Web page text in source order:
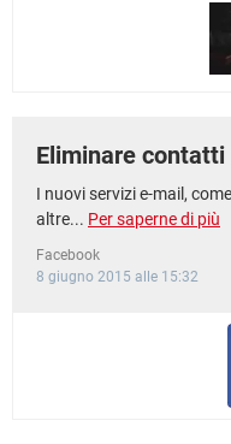
Eliminare
I nuovi servizi e-mail,
altre... Per saperne di più
Facebook
8 giugno 2015 alle 15:32